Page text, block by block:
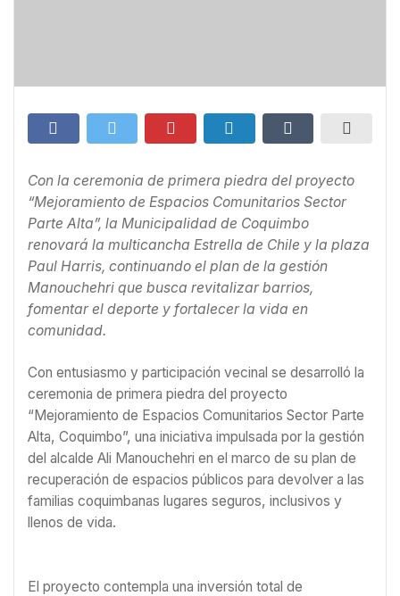
Con la ceremonia de primera piedra del proyecto
“Mejoramiento de Espacios Comunitarios Sector
Parte Alta”, la Municipalidad de Coquimbo
renovará la multicancha Estrella de Chile y la plaza
Paul Harris, continuando el plan de la gestión
Manouchehri que busca revitalizar barrios,
fomentar el deporte y fortalecer la vida en
comunidad.
Con entusiasmo y participación vecinal se desarrolló la
ceremonia de primera piedra del proyecto
“Mejoramiento de Espacios Comunitarios Sector Parte
Alta, Coquimbo”, una iniciativa impulsada por la gestión
del alcalde Ali Manouchehri en el marco de su plan de
recuperación de espacios públicos para devolver a las
familias coquimbanas lugares seguros, inclusivos y
llenos de vida.
El proyecto contempla una inversión total de